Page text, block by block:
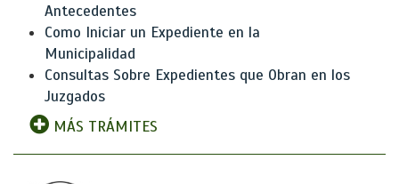
Antecedentes
Como Iniciar un Expediente en la
Municipalidad
Consultas Sobre Expedientes que Obran en los
Juzgados
MÁS TRÁMITES